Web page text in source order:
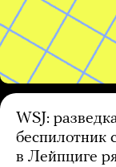
WSJ:
беспилотник
в Лейпциге